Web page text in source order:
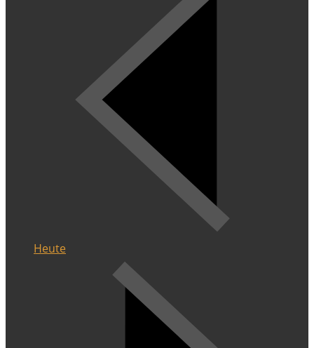
Heute